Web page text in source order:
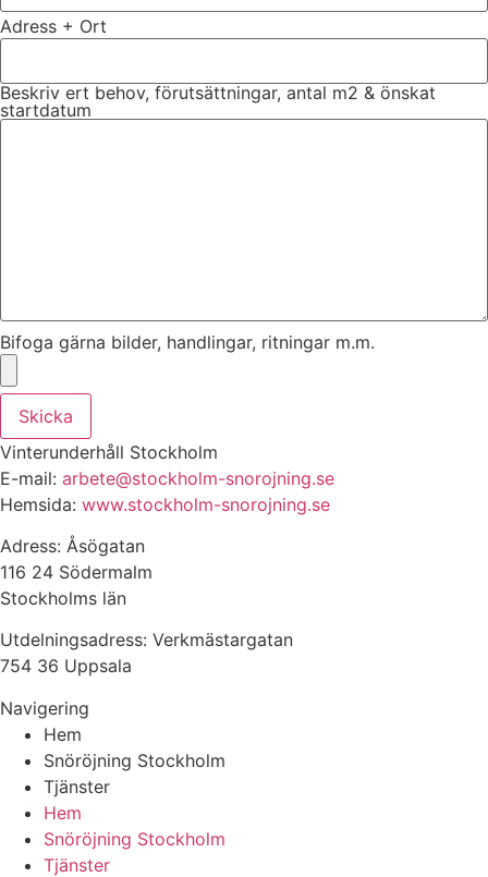
Adress + Ort
Beskriv ert behov, förutsättningar, antal m2 & önskat
startdatum
Bifoga gärna bilder, handlingar, ritningar m.m.
Skicka
Vinterunderhåll Stockholm
E-mail: arbete@stockholm-snorojning.se
Hemsida: www.stockholm-snorojning.se
Adress: Åsögatan
116 24 Södermalm
Stockholms län
Utdelningsadress: Verkmästargatan
754 36 Uppsala
Navigering
Hem
Snöröjning Stockholm
Tjänster
Hem
Snöröjning Stockholm
Tjänster